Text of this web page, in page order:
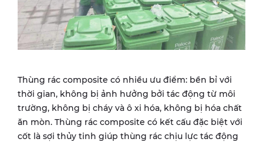
Thùng rác composite có nhiều ưu điểm: bền bỉ với
thời gian, không bị ảnh hưởng bởi tác động từ môi
trường, không bị cháy và ô xi hóa, không bị hóa chất
ăn mòn. Thùng rác composite có kết cấu đặc biệt với
cốt là sợi thủy tinh giúp thùng rác chịu lực tác động